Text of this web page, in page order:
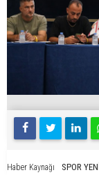
Haber Kaynağı SPOR